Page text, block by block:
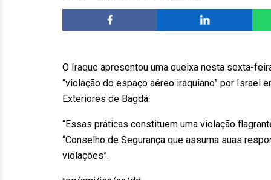
O Iraque apresentou uma queixa nesta sexta-
“violação do espaço aéreo iraquiano” por Israel
Exteriores de Bagdá.
“Essas práticas constituem uma violação
“Conselho de Segurança que assuma suas
violações”.